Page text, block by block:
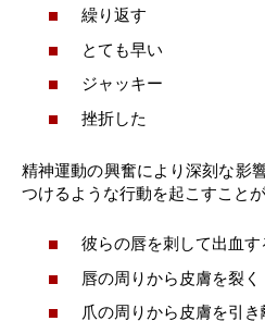
繰り返す
とても早い
ジャッキー
挫折した
精神運動の興奮により深刻な影
つけるような行動を起こすことが
彼らの唇を刺して出血す
唇の周りから皮膚を裂く
爪の周りから皮膚を引き